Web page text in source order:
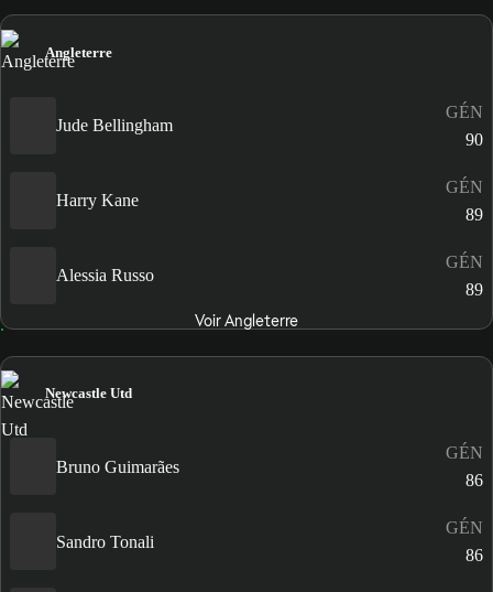
Angleterre
Jude Bellingham
GÉN
90
Harry Kane
GÉN
89
Alessia Russo
GÉN
89
Voir Angleterre
Newcastle Utd
Bruno Guimarães
GÉN
86
Sandro Tonali
GÉN
86